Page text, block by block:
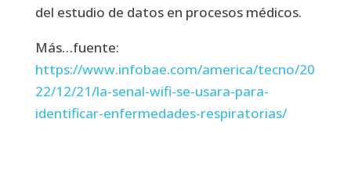
del estudio de datos en procesos médicos.
Más…fuente:
https://www.infobae.com/america/tecno/20
22/12/21/la-senal-wifi-se-usara-para-
identificar-enfermedades-respiratorias/